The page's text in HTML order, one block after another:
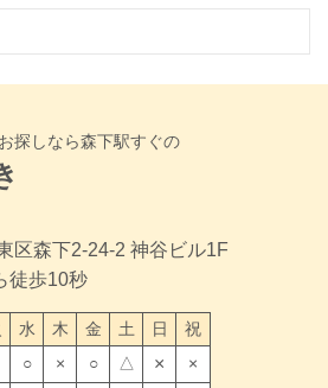
探しなら森下駅すぐの
区森下2-24-2 神谷ビル1F
徒歩10秒
水 木 金 土 日
祝
○ × ○ △ ×
×